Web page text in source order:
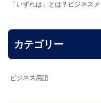
「いずれは」とは？ビジネス
カテゴリー
ビジネス用語